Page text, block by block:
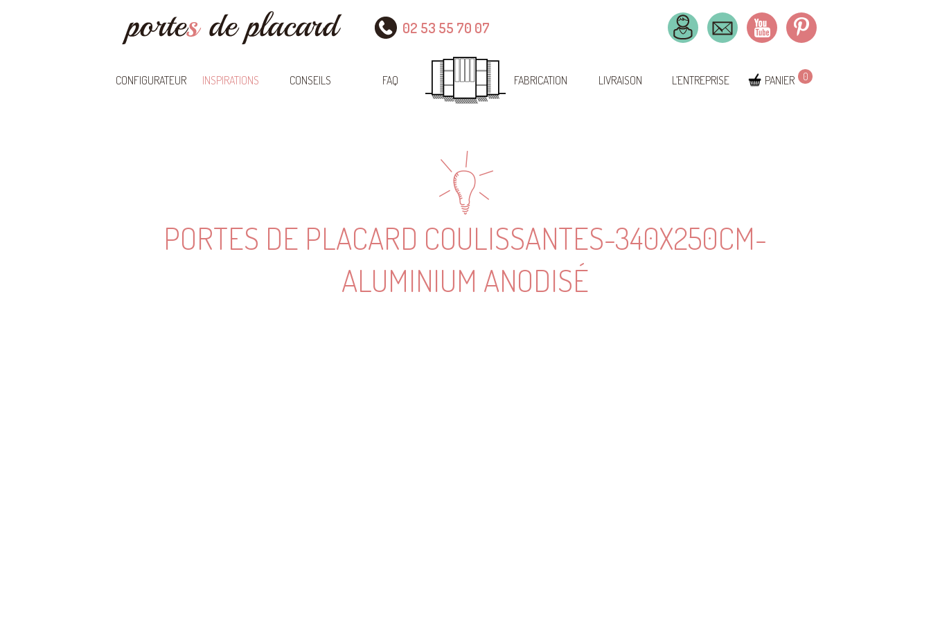
02 53 55 70 07
CONFIGURATEUR INSPIRATIONS CONSEILS FAQ FABRICATION LIVRAISON L’ENTREPRISE PANIER 0
PORTES DE PLACARD COULISSANTES-340X250CM-
ALUMINIUM ANODISÉ